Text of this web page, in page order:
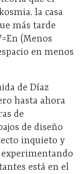
la casa
más tarde
(Menos
en menos
de Díaz
hasta ahora
de
de diseño
inquieto y
está en el